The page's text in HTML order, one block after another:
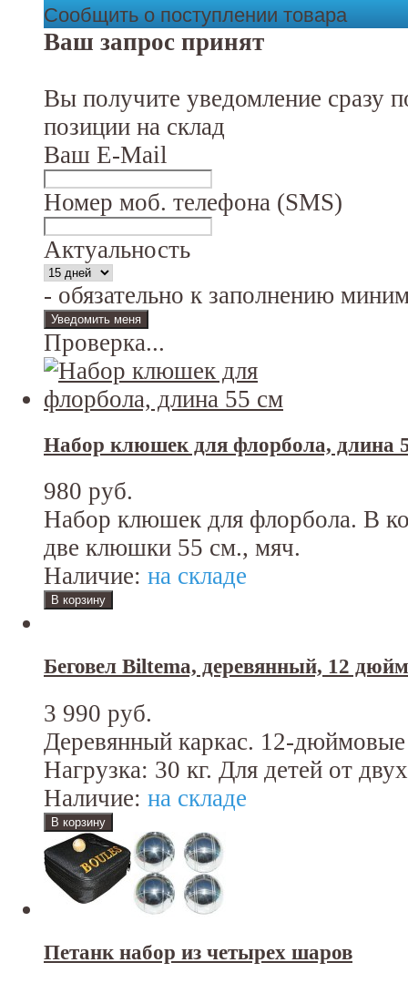
Сообщить о поступлении товара
Ваш запрос принят
Вы получите уведомление сразу
позиции на склад
Ваш E-Mail
Номер моб. телефона (SMS)
Актуальность
- обязательно к заполнению
Проверка...
Набор клюшек для флорбола, длина
980 руб.
Набор клюшек для флорбола. В
две клюшки 55 см., мяч.
Наличие: на складе
Беговел Biltema, деревянный, 12
3 990 руб.
Деревянный каркас. 12-
Нагрузка: 30 кг. Для детей от
Наличие: на складе
Петанк набор из четырех шаров